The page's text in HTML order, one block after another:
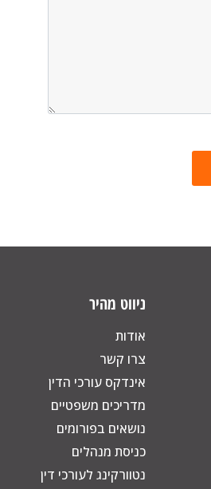
ניווט מהיר
אודות
צרו קשר
אינדקס עורכי הדין
מדריכים משפטיים
נושאים בפורומים
כניסת מנהלים
נטוורקינג לעורכי דין